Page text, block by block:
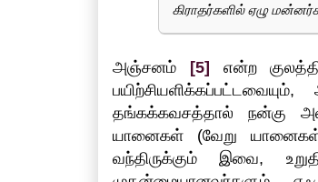
கிராதர்களில் ஏழு
அஞ்சனம் [5]
என்ற
தங்கக்கவசத்தால் நன்கு
யானைகள் (வேறு
வந்திருக்கும் இவை,